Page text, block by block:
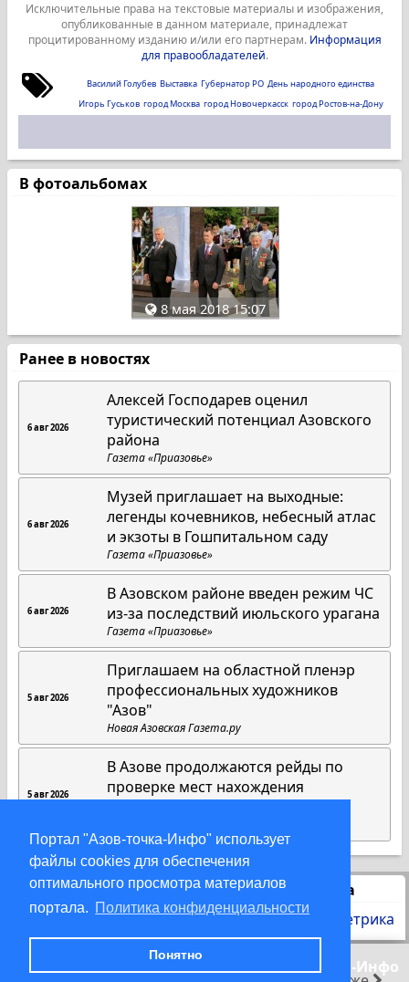
Портал "Азов-точка-Инфо" использует
файлы cookies для обеспечения
оптимального просмотра материалов
портала. Политика конфиденциальности
Понятно
Исключительные права на текстовые материалы и изображения,
опубликованные в данном материале, принадлежат
процитированному изданию и/или его партнерам. Информация
для правообладателей.
Василий Голубев Выставка Губернатор РО День народного единства
Игорь Гуськов город Москва город Новочеркасск город Ростов-на-Дону
В фотоальбомах
8 мая 2018 15:07
Ранее в новостях
6 авг 2026
Алексей Господарев оценил
туристический потенциал Азовского
района
Газета «Приазовье»
6 авг 2026
Музей приглашает на выходные:
легенды кочевников, небесный атлас
и экзоты в Гошпитальном саду
Газета «Приазовье»
6 авг 2026
В Азовском районе введен режим ЧС
из-за последствий июльского урагана
Газета «Приазовье»
5 авг 2026
Приглашаем на областной пленэр
профессиональных художников
"Азов"
Новая Азовская Газета.ру
5 авг 2026
В Азове продолжаются рейды по
проверке мест нахождения
Статистика
© 2000-2026 Азов-точка-Инфо